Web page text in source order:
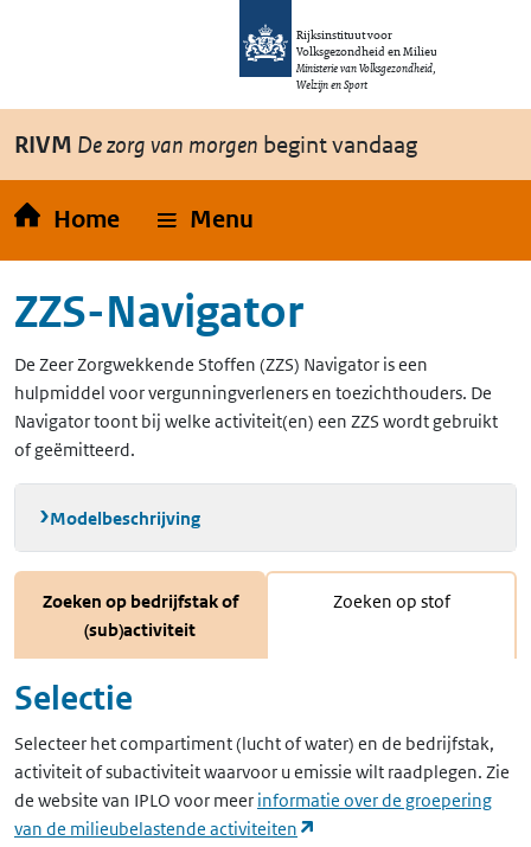
Overslaan en naar de inhoud gaan
Rijksinstituut voor
Volksgezondheid en Milieu
Ministerie van Volksgezondheid,
Welzijn en Sport
RIVM De zorg van morgen begint vandaag
Home Menu
ZZS-Navigator
De Zeer Zorgwekkende Stoffen (ZZS) Navigator is een
hulpmiddel voor vergunningverleners en toezichthouders. De
Navigator toont bij welke activiteit(en) een ZZS wordt gebruikt
of geëmitteerd.
Modelbeschrijving
Zoeken op bedrijfstak of
(sub)activiteit
Zoeken op stof
Selectie
Selecteer het compartiment (lucht of water) en de bedrijfstak,
activiteit of subactiviteit waarvoor u emissie wilt raadplegen. Zie
de website van IPLO voor meer informatie over de groepering
van de milieubelastende activiteiten